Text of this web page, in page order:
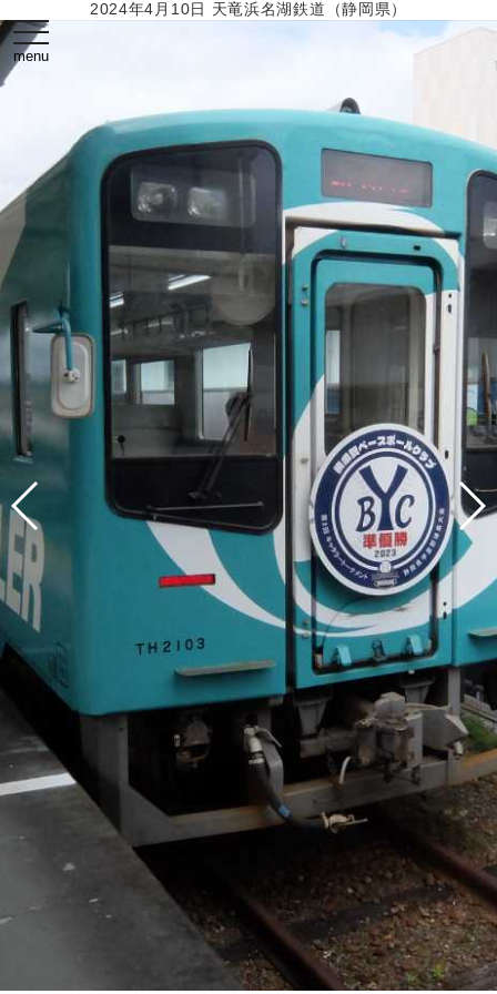
2024年4月10日 天竜浜名湖鉄道（静岡県）
toggle
navigation
menu